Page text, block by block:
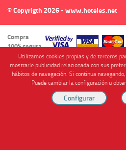
© Copyrigth 2026 - www.hoteles.net
Compra
100% segura
Cofinanciado por
Utilizamos cookies propias y de terceros
mostrarle publicidad relacionada con sus
hábitos de navegación. Si continua
Puede cambiar la configuración u